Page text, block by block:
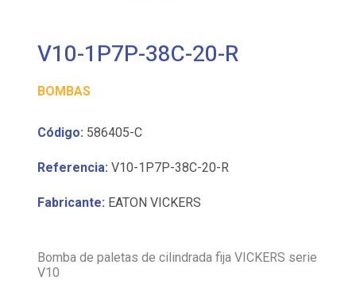
V10-1P7P-38C-20-R
BOMBAS
Código: 586405-C
Referencia: V10-1P7P-38C-20-R
Fabricante: EATON VICKERS
Bomba de paletas de cilindrada fija VICKERS serie
V10